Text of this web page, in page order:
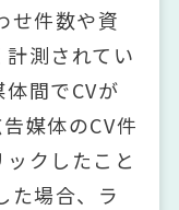
せ件数や資
測されてい
間でCVが
媒体のCV件
クしたこと
た場合、ラ